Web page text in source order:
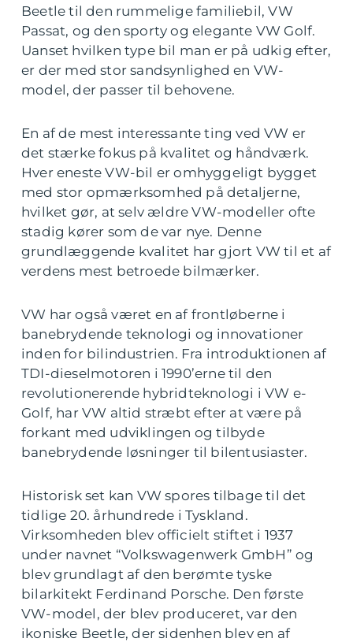
Beetle til den rummelige familiebil, VW
Passat, og den sporty og elegante VW Golf.
Uanset hvilken type bil man er på udkig efter,
er der med stor sandsynlighed en VW-
model, der passer til behovene.
En af de mest interessante ting ved VW er
det stærke fokus på kvalitet og håndværk.
Hver eneste VW-bil er omhyggeligt bygget
med stor opmærksomhed på detaljerne,
hvilket gør, at selv ældre VW-modeller ofte
stadig kører som de var nye. Denne
grundlæggende kvalitet har gjort VW til et af
verdens mest betroede bilmærker.
VW har også været en af frontløberne i
banebrydende teknologi og innovationer
inden for bilindustrien. Fra introduktionen af
TDI-dieselmotoren i 1990’erne til den
revolutionerende hybridteknologi i VW e-
Golf, har VW altid stræbt efter at være på
forkant med udviklingen og tilbyde
banebrydende løsninger til bilentusiaster.
Historisk set kan VW spores tilbage til det
tidlige 20. århundrede i Tyskland.
Virksomheden blev officielt stiftet i 1937
under navnet “Volkswagenwerk GmbH” og
blev grundlagt af den berømte tyske
bilarkitekt Ferdinand Porsche. Den første
VW-model, der blev produceret, var den
ikoniske Beetle, der sidenhen blev en af